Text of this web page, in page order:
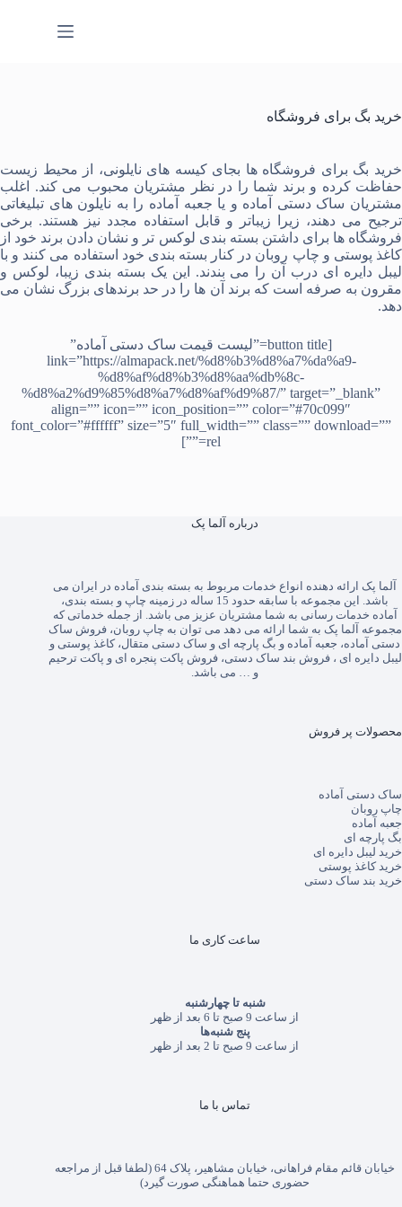
خرید بگ برای فروشگاه‌
خرید بگ برای فروشگاه‌ ها بجای کیسه های نایلونی، از محیط زیست
حفاظت کرده و برند شما را در نظر مشتریان محبوب می‌ کند. اغلب
مشتریان ساک دستی آماده و یا جعبه آماده را به نایلون های تبلیغاتی
ترجیح می دهند، زیرا زیباتر و قابل استفاده مجدد نیز هستند. برخی
فروشگاه ها برای داشتن بسته بندی لوکس تر و نشان دادن برند خود از
کاغذ پوستی و چاپ روبان در کنار بسته بندی خود استفاده می کنند و با
لیبل دایره ای درب آن را می بندند. این یک بسته بندی زیبا، لوکس و
مقرون به صرفه است که برند آن ها را در حد برندهای بزرگ نشان می
دهد.
[button title=”لیست قیمت ساک دستی آماده”
link=”https://almapack.net/%d8%b3%d8%a7%da%a9-
%d8%af%d8%b3%d8%aa%db%8c-
%d8%a2%d9%85%d8%a7%d8%af%d9%87/” target=”_blank”
align=”” icon=”” icon_position=”” color=”#70c099″
font_color=”#ffffff” size=”5″ full_width=”” class=”” download=””
rel=””]
درباره آلما پک
آلما پک ارائه دهنده انواع خدمات مربوط به بسته بندی آماده در ایران می
باشد. این مجموعه با سابقه حدود 15 ساله در زمینه چاپ و بسته بندی،
آماده خدمات رسانی به شما مشتریان عزیز می باشد. از جمله خدماتی که
مجموعه آلما پک به شما ارائه می دهد می توان به چاپ روبان،فروش ساک
دستی آماده، جعبه آماده و بگ پارچه ای و ساک دستی متقال،کاغذ پوستی و
لیبل دایره ای ،فروش بند ساک دستی،فروش پاکت پنجره ای و پاکت ترحیم
و … می باشد.
محصولات پر فروش
ساک دستی آماده
چاپ روبان
جعبه آماده
بگ پارچه ای
خرید لیبل دایره ای
خرید کاغذ پوستی
خرید بند ساک دستی
ساعت کاری ما
شنبه تا چهارشنبه
از ساعت 9 صبح تا 6 بعد از ظهر
پنج شنبه‌ها
از ساعت 9 صبح تا 2 بعد از ظهر
تماس با ما
خیابان قائم مقام فراهانی، خیابان مشاهیر، پلاک 64 (لطفا قبل از مراجعه
حضوری حتما هماهنگی صورت گیرد)